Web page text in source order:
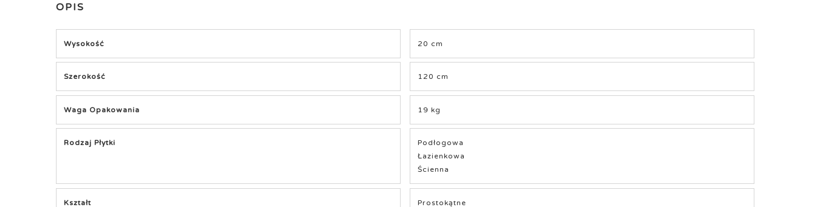
OPIS
Wysokość 20 cm
Szerokość 120 cm
Waga Opakowania 19 kg
Rodzaj Płytki
Podłogowa
Łazienkowa
Ścienna
Kształt Prostokątne